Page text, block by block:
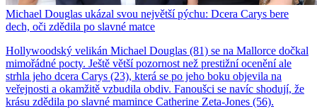
Michael Douglas ukázal svou největší pýchu: Dcera Carys bere
dech, oči zdědila po slavné matce
Hollywoodský velikán Michael Douglas (81) se na Mallorce dočkal
mimořádné pocty. Ještě větší pozornost než prestižní ocenění ale
strhla jeho dcera Carys (23), která se po jeho boku objevila na
veřejnosti a okamžitě vzbudila obdiv. Fanoušci se navíc shodují, že
krásu zdědila po slavné mamince Catherine Zeta-Jones (56).